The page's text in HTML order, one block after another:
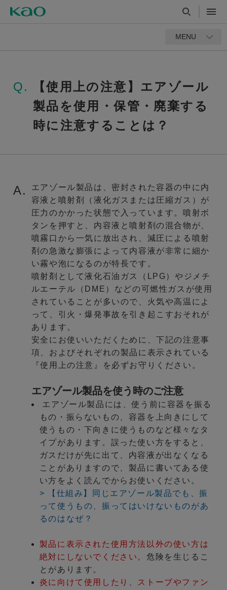
MENU
Q.
【使用上の注意】エアゾール
製品を使用・保管・廃棄する
時に注意することは？
A.
エアゾール製品は、密封された容器の中に内
容液と噴射剤（液化ガスまたは圧縮ガス）が
圧力のかかった状態で入っています。噴射ボ
タンを押すと、内容液と噴射剤の混合物が、
噴霧口から一気に放出され、減圧による噴射
剤の急激な膨張によって内容液が非常に細か
い霧や泡になるのが特長です。
噴射剤として液化石油ガス（LPG）やジメチ
ルエーテル（DME）などの可燃性ガスが使用
されていることが多いので、火気や高温によ
って、引火・爆発事故を引き起こすおそれが
あります。
安全にお使いいただくために、下記の注意事
項、およびそれぞれの製品に表示されている
『使用上の注意』を必ずお守りください。
エアゾール製品を使う時のご注意
エアゾール製品には、使う前に容器を振る
もの・振らないもの、容器を上向きにして
使うもの・下向きに使うものなど様々なタ
イプがあります。誤った使い方をすると、
ガスだけが先に出て、内容液が出なくなる
ことがありますので、製品に書いてある使
い方をよく読んでからお使いください。
> 【仕組み】同じエアゾール製品でも、振
って使うもの、振ってはいけないものがあ
るのはなぜ？
製品に表示された使用方法以外の使い方は
絶対にしないでください。危険を生じるこ
とがあります。
炎に向けて使用したり、ストーブやファン